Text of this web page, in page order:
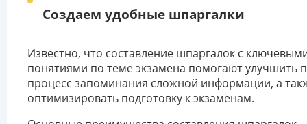
Создаем удобные шпаргалки
Известно, что составление шпаргалок с
понятиями по теме экзамена помогают улучшить
процесс запоминания сложной информации, а
оптимизировать подготовку к экзаменам.